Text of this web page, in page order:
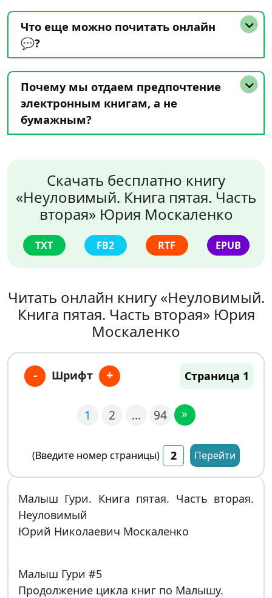
Что еще можно почитать онлайн
💬?
Почему мы отдаем предпочтение
электронным книгам, а не
бумажным?
Скачать бесплатно книгу
«Неуловимый. Книга пятая. Часть
вторая» Юрия Москаленко
TXT FB2 RTF EPUB
Читать онлайн книгу «Неуловимый.
Книга пятая. Часть вторая» Юрия
Москаленко
- Шрифт + Страница 1
1 2 … 94 »
(Введите номер страницы) Перейти
Малыш Гури. Книга пятая. Часть вторая.
Неуловимый
Юрий Николаевич Москаленко
Малыш Гури #5
Продолжение цикла книг по Малышу.